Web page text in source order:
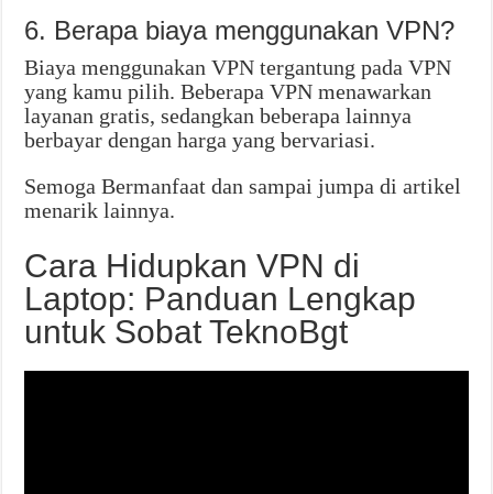
6. Berapa biaya menggunakan VPN?
Biaya menggunakan VPN tergantung pada VPN
yang kamu pilih. Beberapa VPN menawarkan
layanan gratis, sedangkan beberapa lainnya
berbayar dengan harga yang bervariasi.
Semoga Bermanfaat dan sampai jumpa di artikel
menarik lainnya.
Cara Hidupkan VPN di
Laptop: Panduan Lengkap
untuk Sobat TeknoBgt